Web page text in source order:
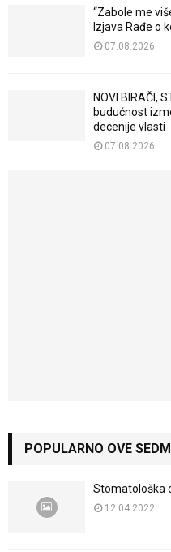
“Zabole me
Izjava Rađe o
07.08.2026
NOVI BIRAČI,
budućnost
decenije vlasti
07.08.2026
POPULARNO OVE
Stomatološka
12.04.2022